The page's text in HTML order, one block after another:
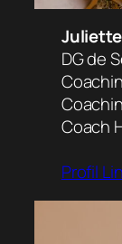
DG de
Coach
Profil